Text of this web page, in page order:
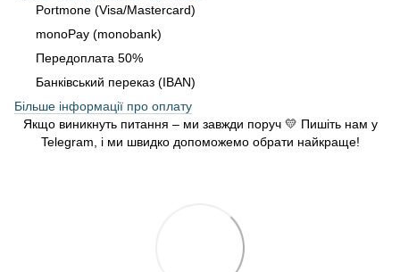
Portmone (Visa/Mastercard)
monoPay (monobank)
Передоплата 50%
Банківський переказ (IBAN)
Більше інформації про оплату
Якщо виникнуть питання – ми завжди поруч 💛 Пишіть нам у
Telegram, і ми швидко допоможемо обрати найкраще!